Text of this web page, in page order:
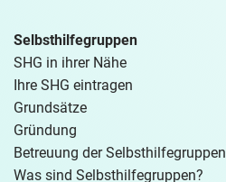
Selbsthilfegruppen
SHG in ihrer Nähe
Ihre SHG eintragen
Grundsätze
Gründung
Betreuung der Selbsthilfegruppen
Was sind Selbsthilfegruppen?